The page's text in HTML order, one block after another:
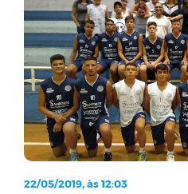
22/05/2019, às 12:03